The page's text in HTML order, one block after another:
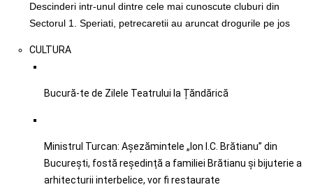
Descinderi intr-unul dintre cele mai cunoscute cluburi din
Sectorul 1. Speriati, petrecaretii au aruncat drogurile pe jos
CULTURA
Bucură-te de Zilele Teatrului la Țăndărică
Ministrul Turcan: Așezămintele „Ion I.C. Brătianu” din
București, fostă reședință a familiei Brătianu și bijuterie a
arhitecturii interbelice, vor fi restaurate